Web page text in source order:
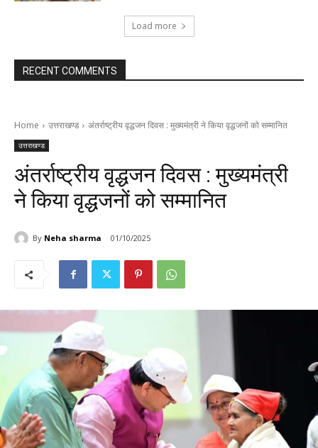
Load more
RECENT COMMENTS